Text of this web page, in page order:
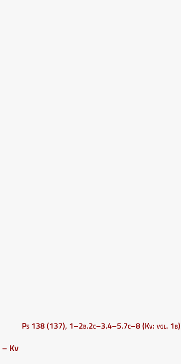
Ps 138 (137), 1–2b.2c–3.4–5.7c–8 (Kv: vgl. 1b)
– Kv